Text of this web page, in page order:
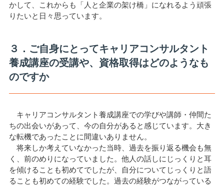
かして、これからも「人と企業の架け橋」になれるよう頑張
りたいと日々思っています。
３．ご自身にとってキャリアコンサルタント
養成講座の受講や、資格取得はどのようなも
のですか
キャリアコンサルタント養成講座での学びや講師・仲間た
ちの出会いがあって、今の自分があると感じています。大き
な転機であったことに間違いありません。
将来しか考えていなかった当時、過去を振り返る機会も無
く、前のめりになっていました。他人の話しにじっくりと耳
を傾けることも初めてでしたが、自分についてじっくりと語
ることも初めての経験でした。過去の経験がつながっている